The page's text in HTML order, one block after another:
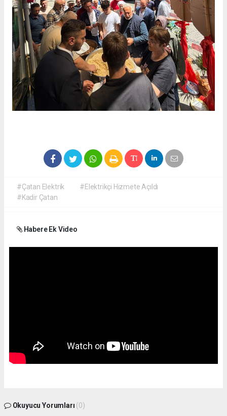
#Çatan Elektrik
#Elektrikçi Hizmete Açıldı
#Kadir Çatan
Habere Ek Video
Okuyucu Yorumları (0)